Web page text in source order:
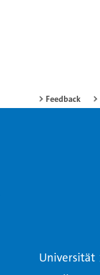
Feedback
Universität